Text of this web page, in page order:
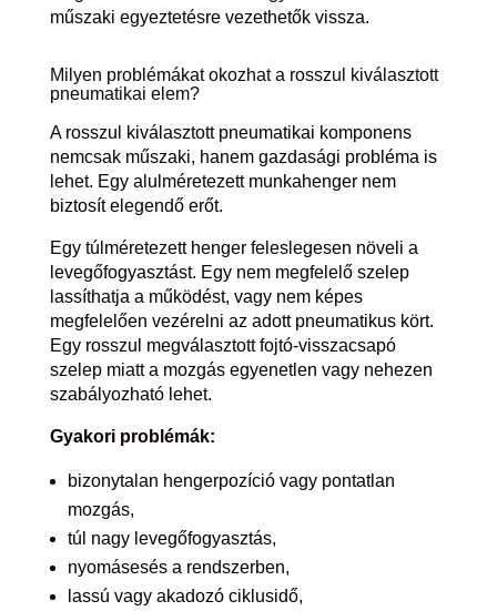
műszaki egyeztetésre vezethetők vissza.
Milyen problémákat okozhat a rosszul kiválasztott
pneumatikai elem?
A rosszul kiválasztott pneumatikai komponens
nemcsak műszaki, hanem gazdasági probléma is
lehet. Egy alulméretezett munkahenger nem
biztosít elegendő erőt.
Egy túlméretezett henger feleslegesen növeli a
levegőfogyasztást. Egy nem megfelelő szelep
lassíthatja a működést, vagy nem képes
megfelelően vezérelni az adott pneumatikus kört.
Egy rosszul megválasztott fojtó-visszacsapó
szelep miatt a mozgás egyenetlen vagy nehezen
szabályozható lehet.
Gyakori problémák:
bizonytalan hengerpozíció vagy pontatlan
mozgás,
túl nagy levegőfogyasztás,
nyomásesés a rendszerben,
lassú vagy akadozó ciklusidő,